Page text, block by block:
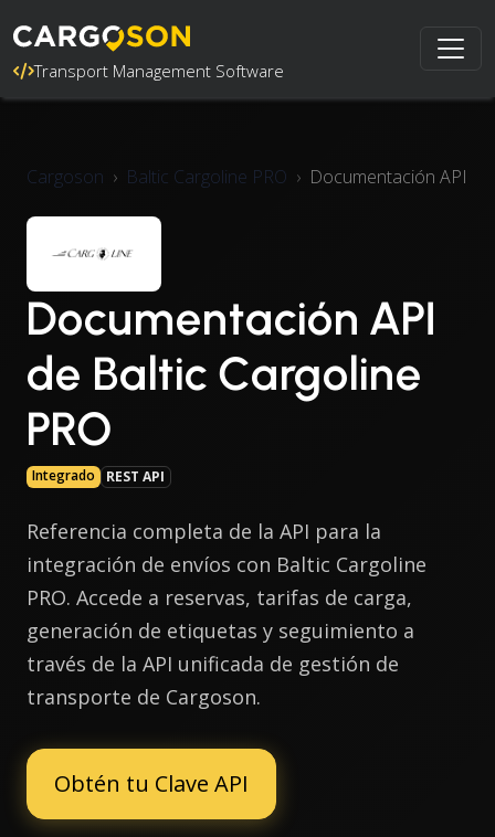
Transport Management Software
Cargoson Baltic Cargoline PRO Documentación API
Documentación API
de Baltic Cargoline
PRO
Integrado REST API
Referencia completa de la API para la
integración de envíos con Baltic Cargoline
PRO. Accede a reservas, tarifas de carga,
generación de etiquetas y seguimiento a
través de la API unificada de gestión de
transporte de Cargoson.
Obtén tu Clave API